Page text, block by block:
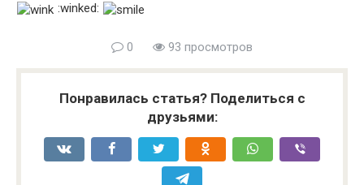
:winked:
0 93 просмотров
Понравилась статья? Поделиться с
друзьями: